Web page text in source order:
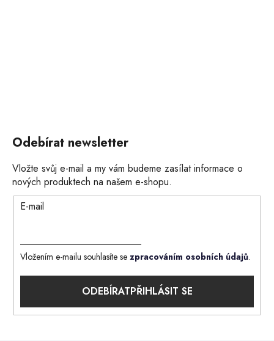
Odebírat newsletter
Vložte svůj e-mail a my vám budeme zasílat informace o
nových produktech na našem e-shopu.
E-mail
Vložením e-mailu souhlasíte se zpracováním osobních údajů.
PŘIHLÁSIT SE